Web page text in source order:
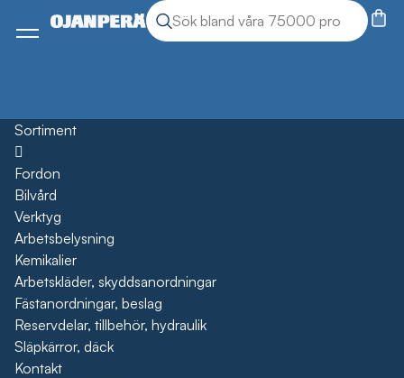
Sök produkter
Sök
Meny
Sortiment
Öppna
Fordon
Bilvård
Verktyg
Arbetsbelysning
Kemikalier
Arbetskläder, skyddsanordningar
Fästanordningar, beslag
Reservdelar, tillbehör, hydraulik
Släpkärror, däck
Kontakt